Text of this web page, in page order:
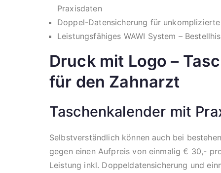
Praxisdaten
Doppel-Datensicherung für
Leistungsfähiges WAWI System –
Druck mit Logo –
für den Zahnarzt
Taschenkalender mit
Selbstverständlich können auch bei
gegen einen Aufpreis von einmalig € 30,-
Leistung inkl. Doppeldatensicherung und